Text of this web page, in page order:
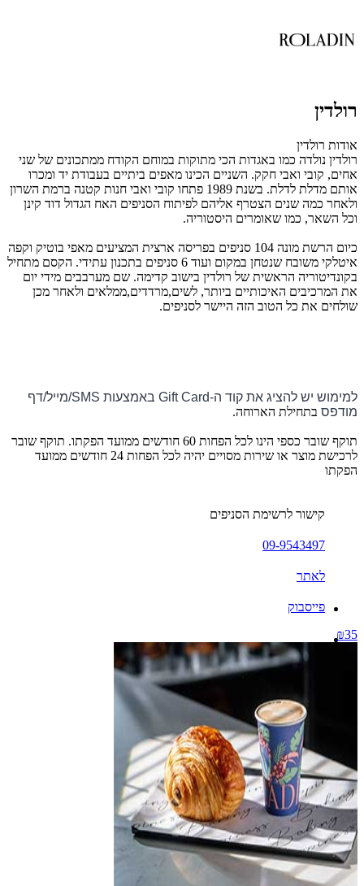
רולדין
אודות רולדין
רולדין נולדה כמו באגדות הכי מתוקות במוחם הקודח ממתכונים של שני
אחים, קובי ואבי חקק. השניים הכינו מאפים ביתיים בעבודת יד ומכרו
אותם מדלת לדלת. בשנת 1989 פתחו קובי ואבי חנות קטנה ברמת השרון
ולאחר כמה שנים הצטרף אליהם לפיתוח הסניפים האח הגדול דוד קינן
וכל השאר, כמו שאומרים היסטוריה.
כיום הרשת מונה 104 סניפים בפריסה ארצית המציעים מאפי בוטיק וקפה
איטלקי משובח שנטחן במקום ועוד 6 סניפים בתכנון עתידי. הקסם מתחיל
בקונדיטוריה הראשית של רולדין בישוב קדימה. שם מערבבים מידי יום
את המרכיבים האיכותיים ביותר, לשים,מרדדים,ממלאים ולאחר מכן
שולחים את כל הטוב הזה היישר לסניפים.
למימוש יש להציג את קוד ה-Gift Card באמצעות SMS/מייל/דף
מודפס בתחילת הארוחה.
תוקף שובר כספי הינו לכל הפחות 60 חודשים ממועד הפקתו. תוקף שובר
לרכישת מוצר או שירות מסויים יהיה לכל הפחות 24 חודשים ממועד
הפקתו
קישור לרשימת הסניפים
09-9543497
לאתר
פייסבוק
₪35